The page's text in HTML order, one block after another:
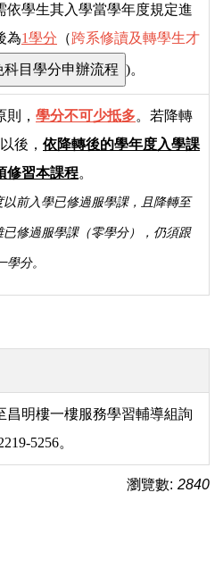
依學生其入學當學年度規定進
為1學分 （跨系修讀及轉學生才
)。
， 學分不可少抵多。若降轉
後， 依降轉後的學年度入學課
修習本課程。
前入學已修過服學課，且降轉至
已修過服學課（零學分），仍須跟
分。
昌明樓一樓服務學習輔導組詢
5256。
瀏覽數: 2840